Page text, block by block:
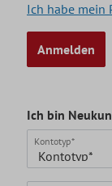
Ich habe mein
Anmelden
Ich bin
Kontotyp*